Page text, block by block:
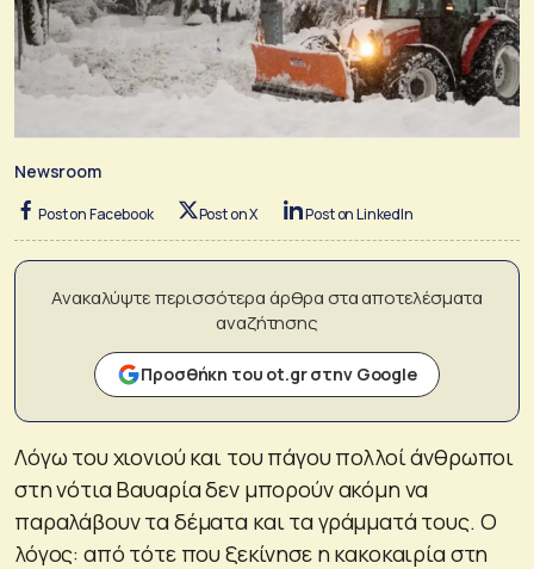
Newsroom
Post on Facebook Post on X Post on LinkedIn
Ανακαλύψτε περισσότερα άρθρα στα αποτελέσματα
αναζήτησης
Προσθήκη του ot.gr στην Google
Λόγω του χιονιού και του πάγου πολλοί άνθρωποι
στη νότια Βαυαρία δεν μπορούν ακόμη να
παραλάβουν τα δέματα και τα γράμματά τους. Ο
λόγος: από τότε που ξεκίνησε η κακοκαιρία στη